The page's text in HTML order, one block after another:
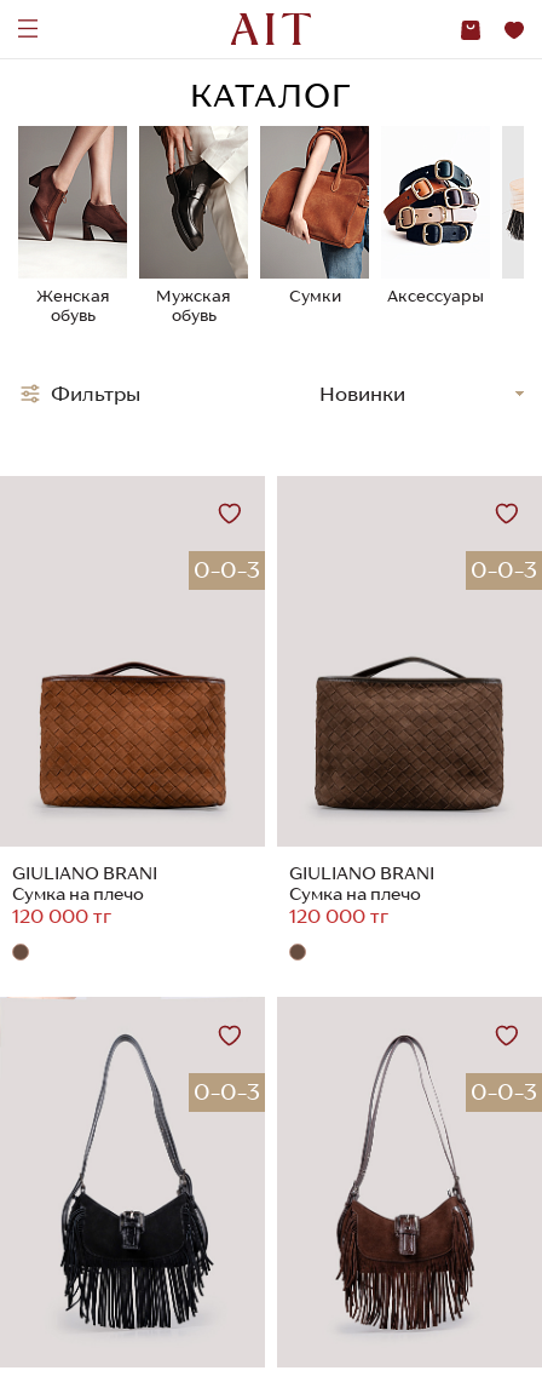
КАТАЛОГ
Женская
обувь
Мужская
обувь
Сумки Аксессуары
0-0-3
GIULIANO BRANI
Сумка на плечо
120 000 тг
0-0-3
GIULIANO BRANI
Сумка на плечо
120 000 тг
0-0-3 0-0-3
Фильтры